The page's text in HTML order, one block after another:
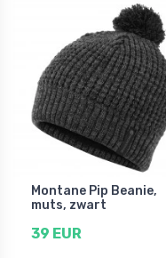
Montane Pip Beanie,
muts, zwart
39 EUR